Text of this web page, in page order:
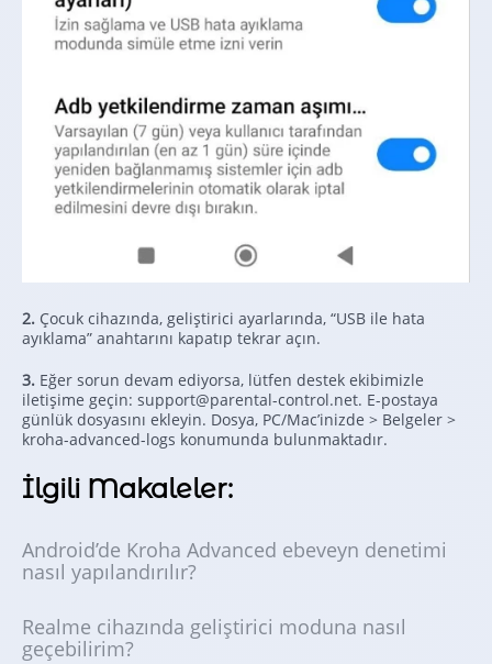
2. Çocuk cihazında, geliştirici ayarlarında, “USB ile hata
ayıklama” anahtarını kapatıp tekrar açın.
3. Eğer sorun devam ediyorsa, lütfen destek ekibimizle
iletişime geçin: support@parental-control.net. E-postaya
günlük dosyasını ekleyin. Dosya, PC/Mac’inizde > Belgeler >
kroha-advanced-logs konumunda bulunmaktadır.
İlgili Makaleler:
Android’de Kroha Advanced ebeveyn denetimi
nasıl yapılandırılır?
Realme cihazında geliştirici moduna nasıl
geçebilirim?